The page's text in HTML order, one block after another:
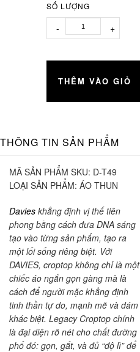
SỐ LƯỢNG
- +
THÊM VÀO GIỎ
THÔNG TIN SẢN PHẨM
MÃ SẢN PHẨM SKU: D-T49
LOẠI SẢN PHẨM: ÁO THUN
Davies khẳng định vị thế tiên
phong bằng cách đưa DNA sáng
tạo vào từng sản phẩm, tạo ra
một lối sống riêng biệt. Với
DAVIES, croptop không chỉ là một
chiếc áo ngắn gọn gàng mà là
cách để người mặc khẳng định
tinh thần tự do, mạnh mẽ và dám
khác biệt. Legacy Croptop chính
là đại diện rõ nét cho chất đường
phố đó: gọn, gắt, và đủ “độ lì” để